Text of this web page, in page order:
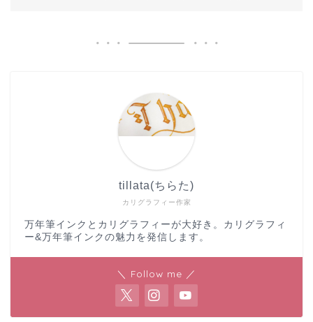
カリグラフィー作家
tillata(ちらた)
万年筆インクとカリグラフィーが大好き。カリグラフィ
ー&万年筆インクの魅力を発信します。
＼ Follow me ／